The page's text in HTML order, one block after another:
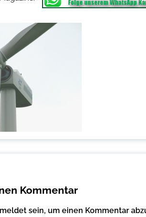
Kommentar
sein, um einen Kommentar